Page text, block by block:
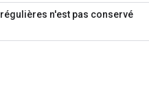
n'est pas conservé